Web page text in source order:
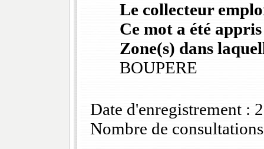
Le collecteur
Ce mot a été
Zone(s) dans
BOUPERE
Date d'enregistrement :
Nombre de